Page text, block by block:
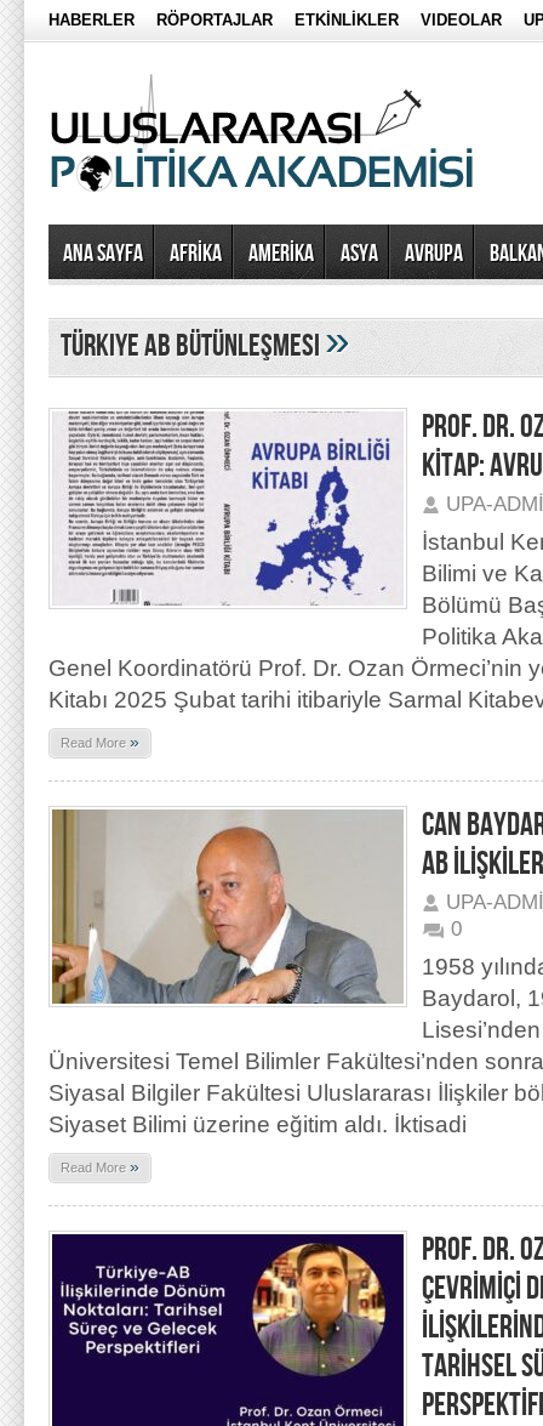
HABERLER RÖPORTAJLAR ETKİNLİKLER VIDEOLAR
Ana Sayfa AFRİKA AMERİKA ASYA AVRUPA
türkiye ab bütünleşmesi»
PROF. DR.
KİTAP:
UPA-
İstanbul
Bilimi ve
Bölümü
Politika
Genel Koordinatörü Prof. Dr. Ozan Örmeci’nin
Kitabı 2025 Şubat tarihi itibariyle Sarmal
Read More »
CAN
AB
UPA-
0
1958
Baydarol,
Üniversitesi Temel Bilimler Fakültesi’nden
Siyasal Bilgiler Fakültesi Uluslararası İlişkiler
Siyaset Bilimi üzerine eğitim aldı. İktisadi
Read More »
PROF. DR.
ÇEVRİMİÇİ
TARİHSEL